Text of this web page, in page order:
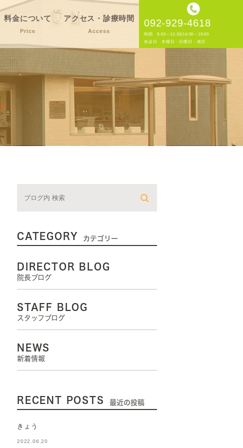
092-929-4618
時間 9:00～12:30/14:00～19:00
休診日 木曜日・日曜日・祝日
料金について
Price
アクセス・診療時間
Access
CATEGORY カテゴリー
DIRECTOR BLOG
院長ブログ
STAFF BLOG
スタッフブログ
NEWS
新着情報
RECENT POSTS 最近の投稿
きょう
2022.06.20